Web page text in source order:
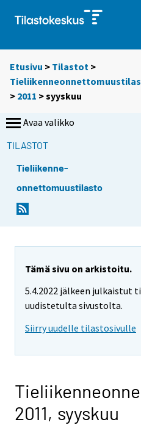
Etusivu > Tilastot >
> 2011 >syyskuu
Avaa valikko
TILASTOT
Tieliikenne-
onnettomuustilasto
Tämä sivu on arkistoitu.
5.4.2022 jälkeen julkaistut
uudistetulta sivustolta.
Siirry uudelle tilastosivulle
2011, syyskuu